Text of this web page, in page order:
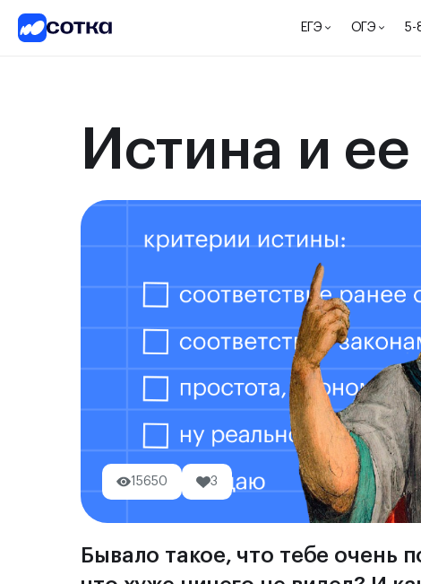
ЕГЭ ОГЭ 5-
Истина и
15650 3
Бывало такое, что тебе очень